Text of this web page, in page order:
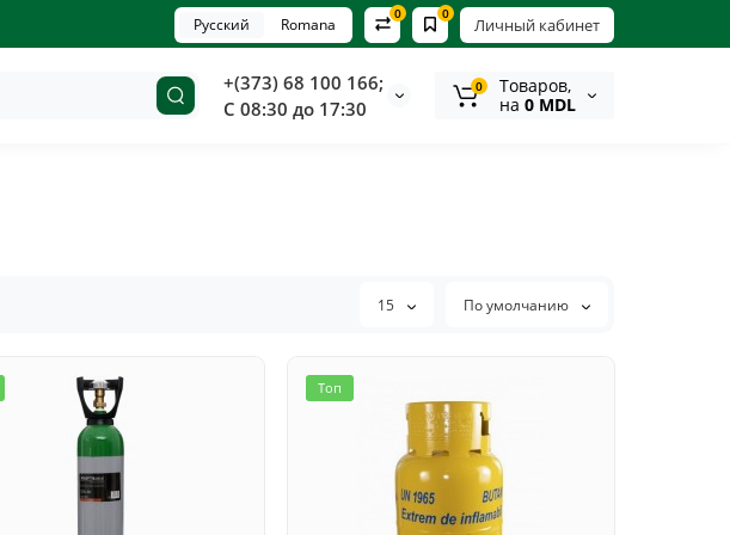
Личный кабинет
0
0
Русский Romana
+(373) 68 100 166;
С 08:30 до 17:30
0
Tоваров,
на 0 MDL
15 По умолчанию
Топ